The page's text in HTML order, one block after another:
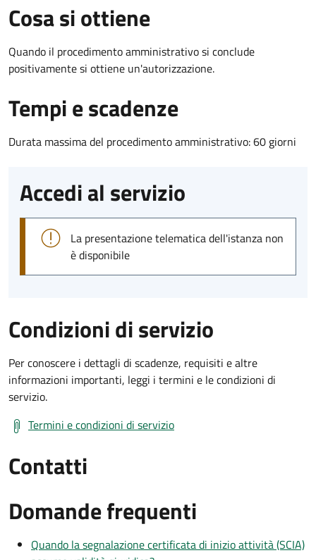
Cosa si ottiene
Quando il procedimento amministrativo si conclude
positivamente si ottiene un'autorizzazione.
Tempi e scadenze
Durata massima del procedimento amministrativo: 60 giorni
Accedi al servizio
La presentazione telematica dell'istanza non
è disponibile
Condizioni di servizio
Per conoscere i dettagli di scadenze, requisiti e altre
informazioni importanti, leggi i termini e le condizioni di
servizio.
Termini e condizioni di servizio
Contatti
Domande frequenti
Quando la segnalazione certificata di inizio attività (SCIA)